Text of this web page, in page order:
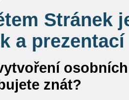
Stránek
a
znát?